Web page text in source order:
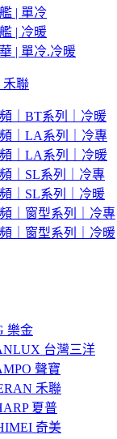
| 單冷
| 冷暖
| 單冷.冷暖
禾聯
｜BT系列｜冷暖
｜LA系列｜冷專
｜LA系列｜冷暖
｜SL系列｜冷專
｜SL系列｜冷暖
｜窗型系列｜冷專
｜窗型系列｜冷暖
樂金
台灣三洋
聲寶
禾聯
夏普
奇美